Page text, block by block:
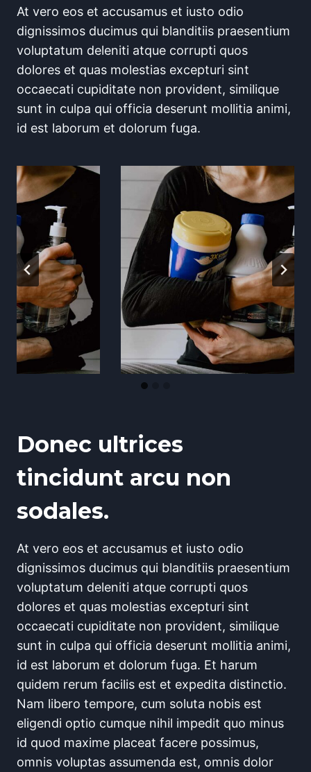
At vero eos et accusamus et iusto odio
dignissimos ducimus qui blanditiis praesentium
voluptatum deleniti atque corrupti quos
dolores et quas molestias excepturi sint
occaecati cupiditate non provident, similique
sunt in culpa qui officia deserunt mollitia animi,
id est laborum et dolorum fuga.
Donec ultrices
tincidunt arcu non
sodales.
At vero eos et accusamus et iusto odio
dignissimos ducimus qui blanditiis praesentium
voluptatum deleniti atque corrupti quos
dolores et quas molestias excepturi sint
occaecati cupiditate non provident, similique
sunt in culpa qui officia deserunt mollitia animi,
id est laborum et dolorum fuga. Et harum
quidem rerum facilis est et expedita distinctio.
Nam libero tempore, cum soluta nobis est
eligendi optio cumque nihil impedit quo minus
id quod maxime placeat facere possimus,
omnis voluptas assumenda est, omnis dolor